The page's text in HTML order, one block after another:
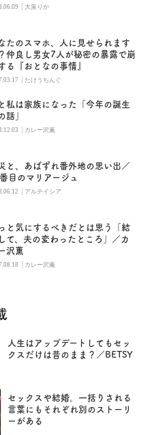
|大泉りか
たのスマホ、人に見せられます
仲良し男女7人が秘密の暴露で崩
る『おとなの事情』
| たけうちんぐ
私は家族になった「今年の誕生
話」
| カレー沢薫
と、あばずれ番外地の思い出／
目のマリアージュ
| アルテイシア
と気にするべきだとは思う「結
て、夫の変わったところ」／カ
沢薫
| カレー沢薫
人生はアップデートしてもセッ
クスだけは昔のまま？／BETSY
セックスや結婚。一括りされる
言葉にもそれぞれ別のストーリ
ーがある